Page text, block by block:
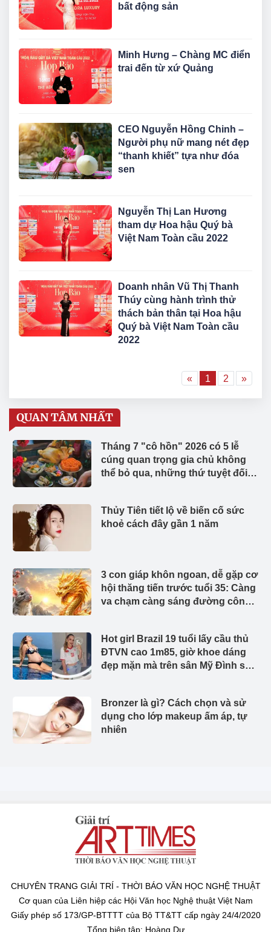
bất động sản
Minh Hưng – Chàng MC điển
trai đến từ xứ Quảng
CEO Nguyễn Hồng Chinh –
Người phụ nữ mang nét đẹp
“thanh khiết” tựa như đóa
sen
Nguyễn Thị Lan Hương
tham dự Hoa hậu Quý bà
Việt Nam Toàn cầu 2022
Doanh nhân Vũ Thị Thanh
Thúy cùng hành trình thử
thách bản thân tại Hoa hậu
Quý bà Việt Nam Toàn cầu
2022
« 1 2 »
QUAN TÂM NHẤT
Tháng 7 "cô hồn" 2026 có 5 lễ
cúng quan trọng gia chủ không
thể bỏ qua, những thứ tuyệt đối
Thủy Tiên tiết lộ về biến cố sức
khoẻ cách đây gần 1 năm
3 con giáp khôn ngoan, dễ gặp cơ
hội thăng tiến trước tuổi 35: Càng
va chạm càng sáng đường công
Hot girl Brazil 19 tuổi lấy cầu thủ
ĐTVN cao 1m85, giờ khoe dáng
đẹp mặn mà trên sân Mỹ Đình sau
Bronzer là gì? Cách chọn và sử
dụng cho lớp makeup ấm áp, tự
nhiên
CHUYÊN TRANG GIẢI TRÍ - THỜI BÁO VĂN HỌC NGHỆ THUẬT
Cơ quan của Liên hiệp các Hội Văn học Nghệ thuật Việt Nam
Giấy phép số 173/GP-BTTTT của Bộ TT&TT cấp ngày 24/4/2020
Tổng biên tập: Hoàng Dự